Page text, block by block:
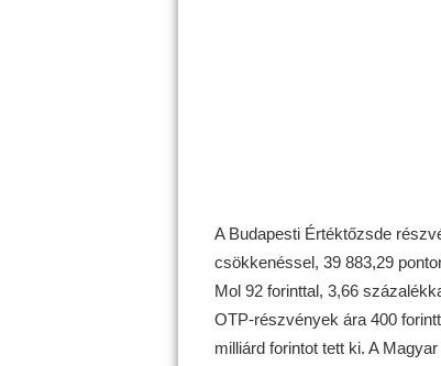
A Budapesti Értéktőzsde
csökkenéssel, 39 883,29
Mol 92 forinttal, 3,66
OTP-részvények ára 400
milliárd forintot tett ki. A